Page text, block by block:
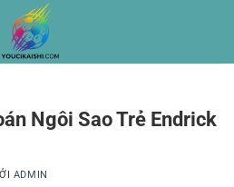
Ngôi Sao Trẻ Endrick
ADMIN